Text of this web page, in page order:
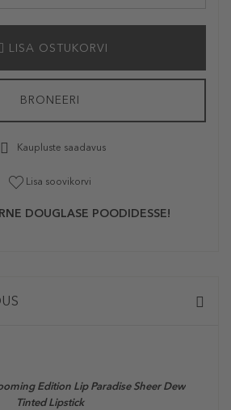
LISA OSTUKORVI
BRONEERI
Kaupluste saadavus
Lisa soovikorvi
DOUGLASE POODIDESSE!
Edition Lip Paradise Sheer Dew
Tinted Lipstick